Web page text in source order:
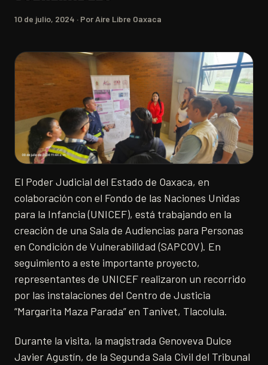
10 de julio, 2024 · Por Aire Libre Oaxaca
El Poder Judicial del Estado de Oaxaca, en
colaboración con el Fondo de las Naciones Unidas
para la Infancia (UNICEF), está trabajando en la
creación de una Sala de Audiencias para Personas
en Condición de Vulnerabilidad (SAPCOV). En
seguimiento a este importante proyecto,
representantes de UNICEF realizaron un recorrido
por las instalaciones del Centro de Justicia
“Margarita Maza Parada” en Tanivet, Tlacolula.
Durante la visita, la magistrada Genoveva Dulce
Javier Agustín, de la Segunda Sala Civil del Tribunal